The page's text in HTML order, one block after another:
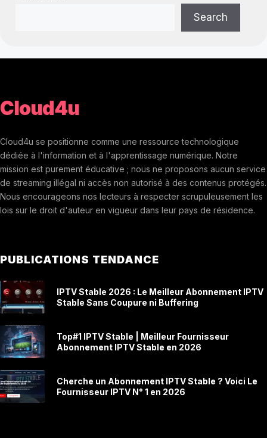
Search
Cloud4u
Cloud4u se positionne comme une ressource technologique
dédiée à l'information et à l'apprentissage numérique. Notre
mission est purement éducative ; nous ne proposons aucun service
de streaming illégal ni accès non autorisé à des contenus protégés.
Nous encourageons nos lecteurs à respecter scrupuleusement les
lois sur le droit d'auteur en vigueur dans leur pays de résidence.
PUBLICATIONS TENDANCE
IPTV Stable 2026 : Le Meilleur Abonnement IPTV
Stable Sans Coupure ni Buffering
Top#1 IPTV Stable | Meilleur Fournisseur
Abonnement IPTV Stable en 2026
Cherche un Abonnement IPTV Stable ? Voici Le
Fournisseur IPTV N° 1 en 2026